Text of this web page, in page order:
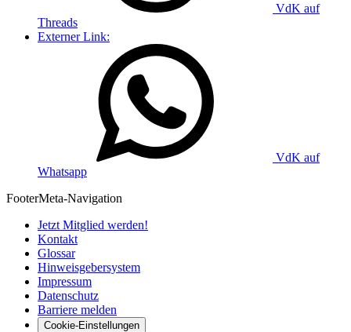
VdK auf
Threads
Externer Link:
VdK auf
Whatsapp
FooterMeta-Navigation
Jetzt Mitglied werden!
Kontakt
Glossar
Hinweisgebersystem
Impressum
Datenschutz
Barriere melden
Cookie-Einstellungen